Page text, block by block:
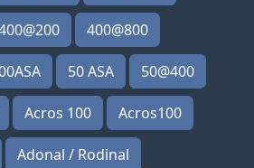
400@800
50 ASA 50@400
Acros 100 Acros100
Adonal / Rodinal